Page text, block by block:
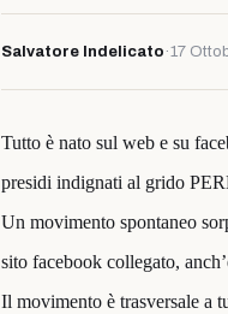
Salvatore Indelicato ·17
Tutto è nato sul web e su
presidi indignati al grido
Un movimento spontaneo
sito facebook collegato,
Il movimento è trasversale a